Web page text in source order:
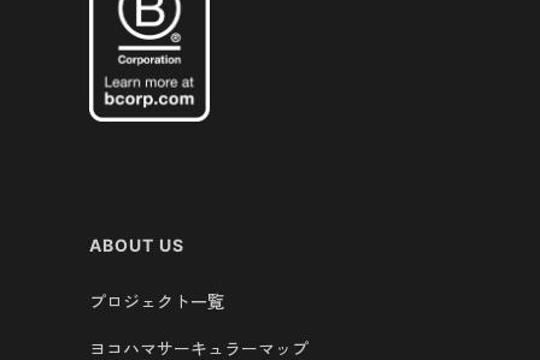
ABOUT US
プロジェクト一覧
ヨコハマサーキュラーマップ